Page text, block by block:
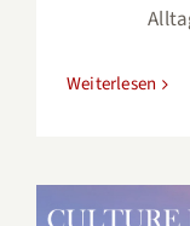
Weiterlesen